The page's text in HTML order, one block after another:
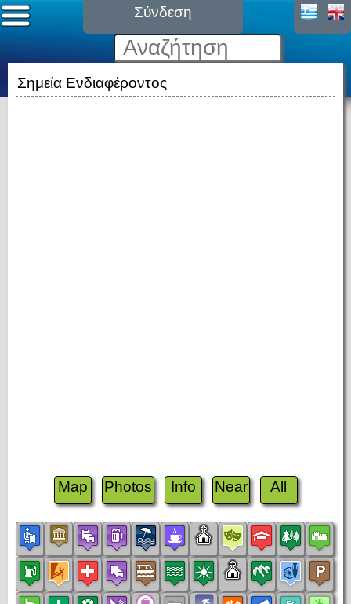
Σύνδεση
Σημεία Ενδιαφέροντος
Map Photos Info Near All